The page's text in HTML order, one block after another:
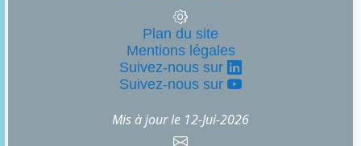
Plan du site
Mentions légales
Suivez-nous sur
Suivez-nous sur
Mis à jour le 12-Jui-2026